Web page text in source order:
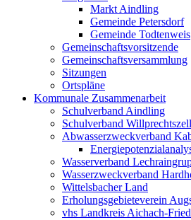
Markt Aindling
Gemeinde Petersdorf
Gemeinde Todtenweis
Gemeinschaftsvorsitzende
Gemeinschaftsversammlung
Sitzungen
Ortspläne
Kommunale Zusammenarbeit
Schulverband Aindling
Schulverband Willprechtszell
Abwasserzweckverband
Wasserverband
Wasserzweckverband
Wittelsbacher Land
Erholungsgebieteverein
vhs Landkreis Aichach-